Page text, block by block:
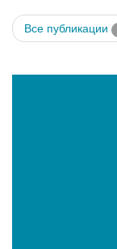
Все публикации